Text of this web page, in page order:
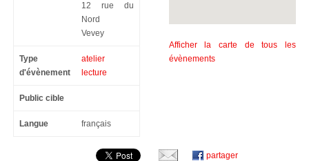
12 rue du
Nord
Vevey
Type
d'évènement
atelier
lecture
Public cible
Langue français
Afficher la carte de tous les
évènements
partager